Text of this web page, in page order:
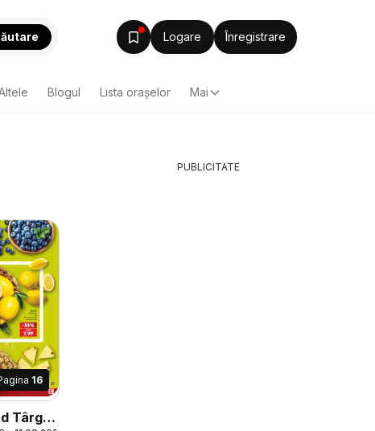
Logare Înregistrare
Blogul Lista oraşelor Mai
16
Târgu
PUBLICITATE